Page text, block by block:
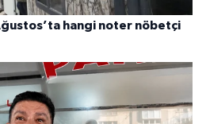
hangi noter nöbetçi